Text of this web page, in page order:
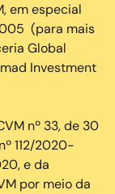
em especial
(para mais
Global
Investment
nº 33, de 30
112/2020-
e da
por meio da